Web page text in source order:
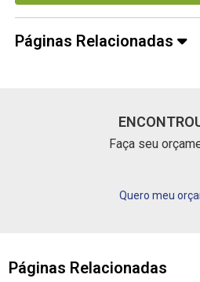
Páginas Relacionadas
Faça seu
Quero meu
Páginas Relacionadas